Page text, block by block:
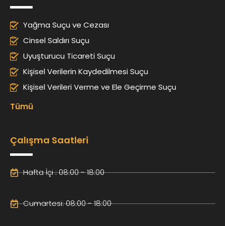
Yağma Suçu ve Cezası
Cinsel Saldırı Suçu
Uyuşturucu Ticareti Suçu
Kişisel Verilerin Kaydedilmesi Suçu
Kişisel Verileri Verme ve Ele Geçirme Suçu
Tümü
Çalışma Saatleri
Hafta İçi : 08:00 - 18:00
Cumartesi: 08:00 - 18:00